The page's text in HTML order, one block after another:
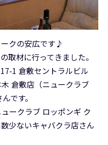
クの安広です♪
取材に行ってきました。
1 倉敷セントラルビル
倉敷店（ニュークラブ
です。
ークラブ ロッポンギ ク
少ないキャバクラ店さん